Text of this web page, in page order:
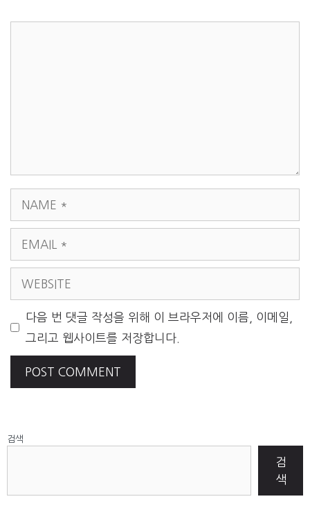
다음 번 댓글 작성을 위해 이 브라우저에 이름, 이메일,
그리고 웹사이트를 저장합니다.
검색
검
색